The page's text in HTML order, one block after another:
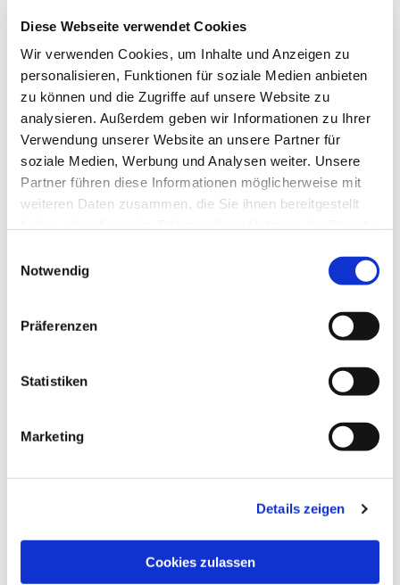
Diese Webseite verwendet Cookies
Wir verwenden Cookies, um Inhalte und Anzeigen zu
personalisieren, Funktionen für soziale Medien anbieten
zu können und die Zugriffe auf unsere Website zu
analysieren. Außerdem geben wir Informationen zu Ihrer
Verwendung unserer Website an unsere Partner für
soziale Medien, Werbung und Analysen weiter. Unsere
Partner führen diese Informationen möglicherweise mit
weiteren Daten zusammen, die Sie ihnen bereitgestellt
Notwendig
Präferenzen
Statistiken
Marketing
Details zeigen
Cookies zulassen
Dies könnte Sie auch
interessieren